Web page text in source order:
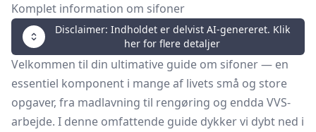
Komplet information om sifoner
Disclaimer: Indholdet er delvist AI-genereret. Klik
her for flere detaljer
Velkommen til din ultimative guide om sifoner — en
essentiel komponent i mange af livets små og store
opgaver, fra madlavning til rengøring og endda VVS-
arbejde. I denne omfattende guide dykker vi dybt ned i